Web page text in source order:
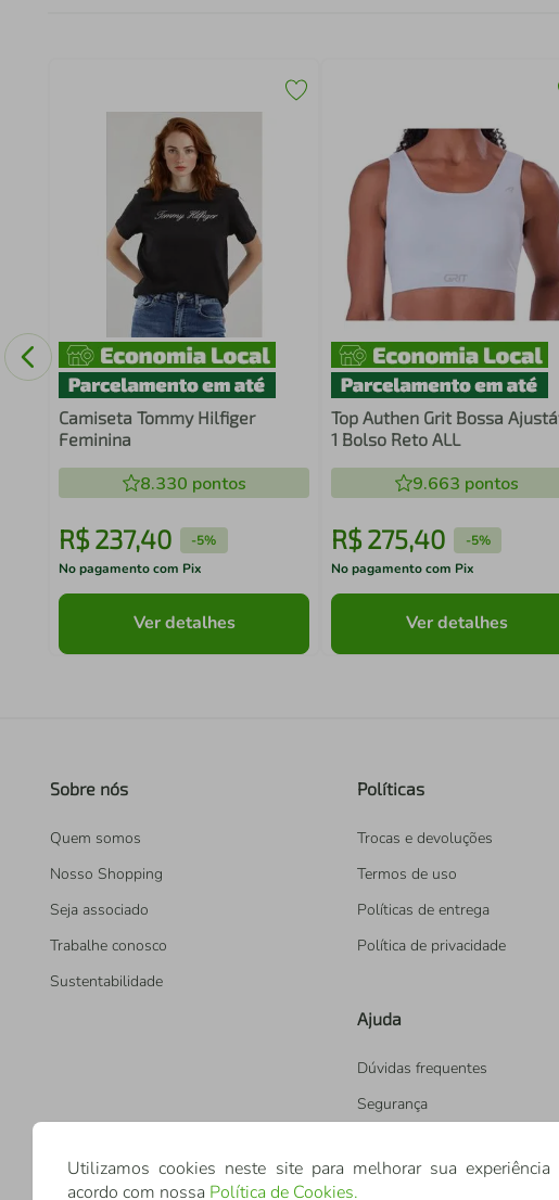
Camiseta Tommy Hilfiger
Feminina
8.330 pontos
R$ 237,40 -5%
No pagamento com Pix
Ver detalhes
Top Authen Grit Bossa
1 Bolso Reto ALL
9.663 pontos
R$ 275,40 -5%
No pagamento com Pix
Ver detalhes
Sobre nós
Quem somos
Nosso Shopping
Seja associado
Trabalhe conosco
Sustentabilidade
Políticas
Trocas e devoluções
Termos de uso
Políticas de entrega
Política de privacidade
Ajuda
Dúvidas frequentes
Segurança
Utilizamos cookies neste site para melhorar sua experiência
acordo com nossa Política de Cookies.